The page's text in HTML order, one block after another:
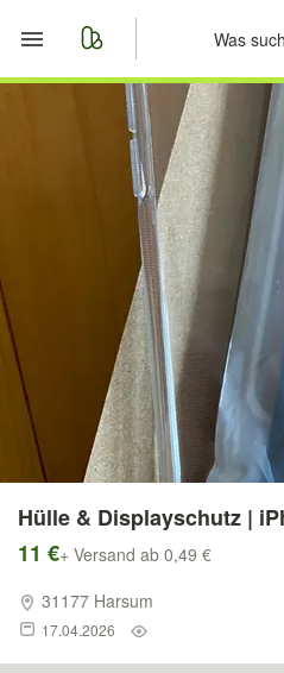
Merkliste
Nachrichten
Anzeige aufgeben
Hülle & Displayschutz |
11 €+ Versand ab 0,49 €
31177 Harsum
17.04.2026